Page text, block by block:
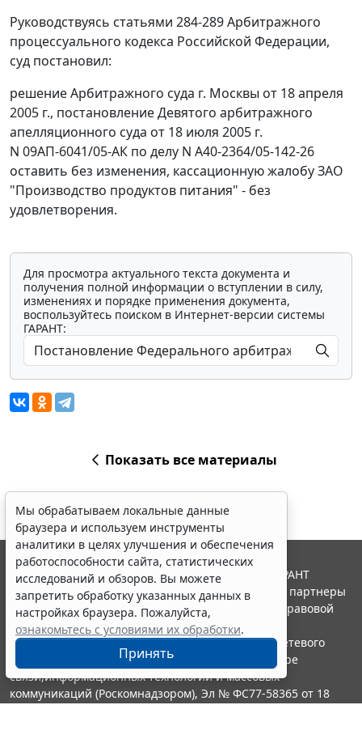
Руководствуясь статьями 284-289Арбитражного
процессуального кодекса Российской Федерации,
суд постановил:
решение Арбитражного суда г. Москвы от 18 апреля
2005 г., постановление Девятого арбитражного
апелляционного суда от 18 июля 2005 г.
N 09АП-6041/05-АК по делу N А40-2364/05-142-26
оставить без изменения, кассационную жалобу ЗАО
"Производство продуктов питания" - без
удовлетворения.
Для просмотра актуального текста документа и
получения полной информации о вступлении в силу,
изменениях и порядке применения документа,
воспользуйтесь поиском в Интернет-версии системы
ГАРАНТ:
Показать все материалы
Мы обрабатываем локальные данные
браузера и используем инструменты
аналитики в целях улучшения и обеспечения
работоспособности сайта, статистических
исследований и обзоров. Вы можете
запретить обработку указанных данных в
настройках браузера. Пожалуйста,
ознакомьтесь с условиями их обработки.
Принять
© ООО "НПП "ГАРАНТ-СЕРВИС", 2026. Система ГАРАНТ
выпускается с 1990 года. Компания "Гарант" и ее партнеры
являются участниками Российской ассоциации правовой
информации ГАРАНТ.
Портал ГАРАНТ.РУ зарегистрирован в качестве сетевого
издания Федеральной службой по надзору в сфере
связи,информационных технологий и массовых
коммуникаций (Роскомнадзором), Эл № ФС77-58365 от 18